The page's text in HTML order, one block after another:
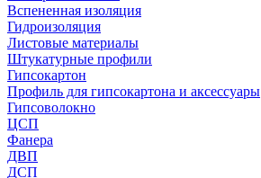
Вспененная изоляция
Гидроизоляция
Листовые материалы
Штукатурные профили
Гипсокартон
Профиль для гипсокартона и аксессуары
Гипсоволокно
ЦСП
Фанера
ДВП
ДСП